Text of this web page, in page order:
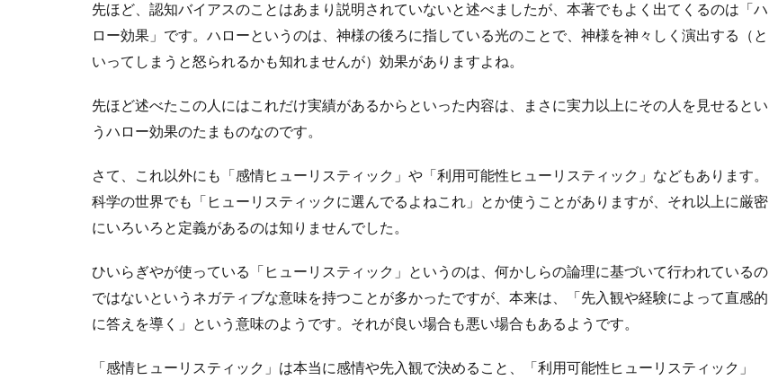
先ほど、認知バイアスのことはあまり説明されていないと述べましたが、本著でもよく出てくるのは「ハ
ロー効果」です。ハローというのは、神様の後ろに指している光のことで、神様を神々しく演出する（と
いってしまうと怒られるかも知れませんが）効果がありますよね。
先ほど述べたこの人にはこれだけ実績があるからといった内容は、まさに実力以上にその人を見せるとい
うハロー効果のたまものなのです。
さて、これ以外にも「感情ヒューリスティック」や「利用可能性ヒューリスティック」などもあります。
科学の世界でも「ヒューリスティックに選んでるよねこれ」とか使うことがありますが、それ以上に厳密
にいろいろと定義があるのは知りませんでした。
ひいらぎやが使っている「ヒューリスティック」というのは、何かしらの論理に基づいて行われているの
ではないというネガティブな意味を持つことが多かったですが、本来は、「先入観や経験によって直感的
に答えを導く」という意味のようです。それが良い場合も悪い場合もあるようです。
「感情ヒューリスティック」は本当に感情や先入観で決めること、「利用可能性ヒューリスティック」